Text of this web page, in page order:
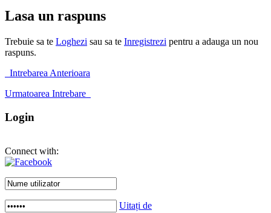
Lasa un raspuns
Trebuie sa te Loghezi sau sa te Inregistrezi pentru a adauga un nou
raspuns.
Intrebarea Anterioara
Urmatoarea Intrebare
Login
Connect with:
Uitați de